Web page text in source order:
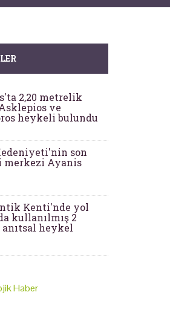
2,20 metrelik
ve
heykeli bulundu
son
merkezi Ayanis
Kenti'nde yol
kullanılmış 2
heykel